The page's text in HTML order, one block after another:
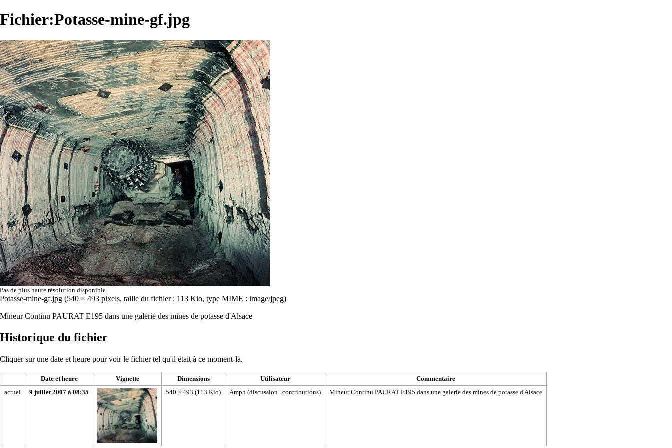
Fichier:Potasse-mine-gf.jpg
Pas de plus haute résolution disponible.
Potasse-mine-gf.jpg (540 × 493 pixels, taille du fichier : 113 Kio, type MIME : image/jpeg)
Mineur Continu PAURAT E195 dans une galerie des mines de potasse d'Alsace
Historique du fichier
Cliquer sur une date et heure pour voir le fichier tel qu'il était à ce moment-là.
Date et heure Vignette Dimensions Utilisateur
Commentaire
actuel
9 juillet 2007 à 08:35 540 × 493 (113 Kio) Amph (discussion | contributions) Mineur Continu PAURAT E195 dans une galerie des mines de potasse d'Alsace